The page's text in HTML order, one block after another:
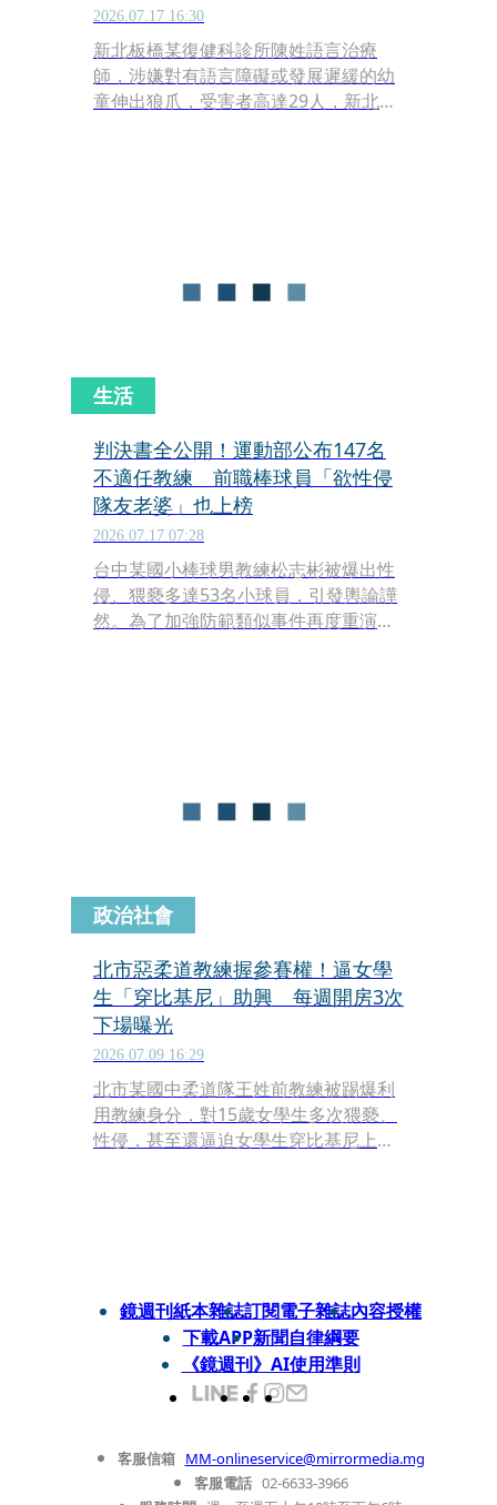
2026.07.17 16:30
新北板橋某復健科診所陳姓語言治療
師，涉嫌對有語言障礙或發展遲緩的幼
童伸出狼爪，受害者高達29人，新北地
生活
判決書全公開！運動部公布147名
不適任教練 前職棒球員「欲性侵
隊友老婆」也上榜
2026.07.17 07:28
台中某國小棒球男教練松志彬被爆出性
侵、猥褻多達53名小球員，引發輿論譁
然。為了加強防範類似事件再度重演，
政治社會
北市惡柔道教練握參賽權！逼女學
生「穿比基尼」助興 每週開房3次
下場曝光
2026.07.09 16:29
北市某國中柔道隊王姓前教練被踢爆利
用教練身分，對15歲女學生多次猥褻、
性侵，甚至還逼迫女學生穿比基尼上助
鏡週刊紙本雜誌訂閱電子雜誌內容授權
下載APP新聞自律綱要
《鏡週刊》AI使用準則
客服信箱 MM-onlineservice@mirrormedia.mg
客服電話 02-6633-3966